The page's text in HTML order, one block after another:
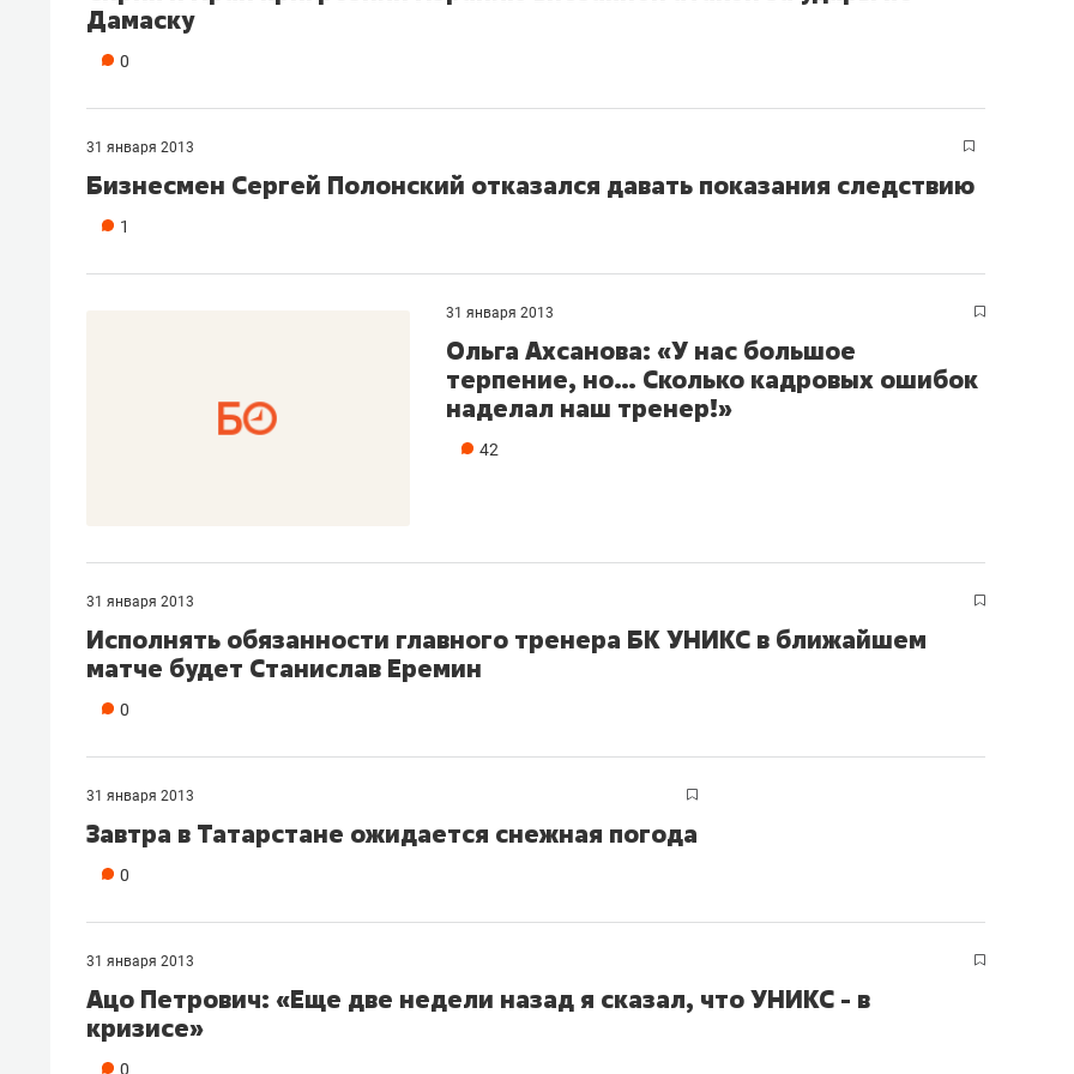
Дамаску
0
31 января 2013
Бизнесмен Сергей Полонский отказался давать показания следствию
1
31 января 2013
Ольга Ахсанова: «У нас большое
терпение, но… Сколько кадровых ошибок
наделал наш тренер!»
42
31 января 2013
Исполнять обязанности главного тренера БК УНИКС в ближайшем
матче будет Станислав Еремин
0
31 января 2013
Завтра в Татарстане ожидается снежная погода
0
31 января 2013
Ацо Петрович: «Еще две недели назад я сказал, что УНИКС - в
кризисе»
0
Рекомендуем